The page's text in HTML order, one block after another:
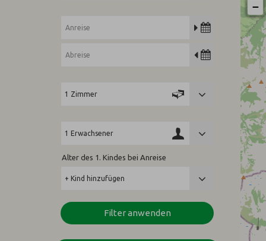
Alter des 1. Kindes bei Anreise
Filter anwenden
−